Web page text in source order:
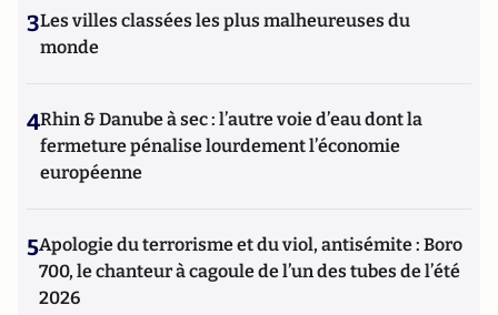
3Les villes classées les plus malheureuses du
monde
4Rhin & Danube à sec : l’autre voie d’eau dont la
fermeture pénalise lourdement l’économie
européenne
5Apologie du terrorisme et du viol, antisémite : Boro
700, le chanteur à cagoule de l’un des tubes de l’été
2026